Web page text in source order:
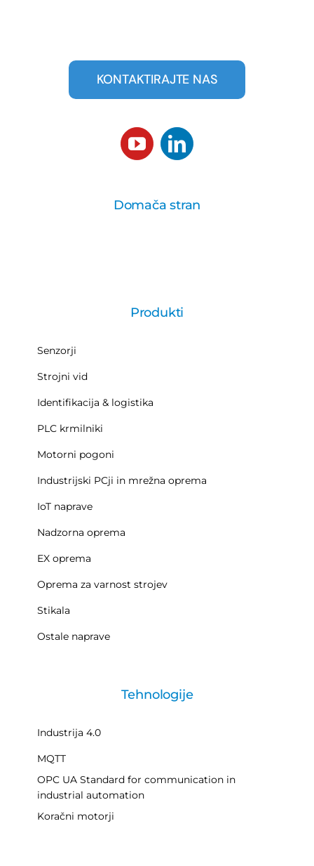
strojnegaresolucijskem
3D
skeniranju
KONTAKTIRAJTE NAS
Domača stran
Produkti
Senzorji
Strojni vid
Identifikacija & logistika
PLC krmilniki
Motorni pogoni
Industrijski PCji in mrežna oprema
IoT naprave
Nadzorna oprema
EX oprema
Oprema za varnost strojev
Stikala
Ostale naprave
Tehnologije
Industrija 4.0
MQTT
OPC UA Standard for communication in
industrial automation
Koračni motorji